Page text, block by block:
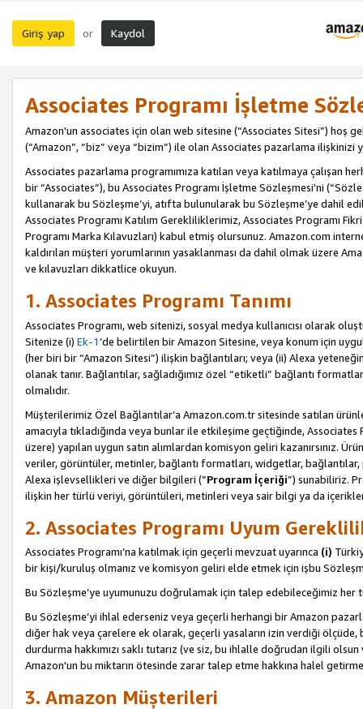
Giriş yap or Kaydol
Associates Programı İşletme
Amazon'un associates için olan web sitesine (“Associates Sitesi”) hoş
(“Amazon”, “biz” veya “bizim”) ile olan Associates pazarlama ilişkinizi
Associates pazarlama programımıza katılan veya katılmaya çalışan
bir “Associates”), bu Associates Programı İşletme Sözleşmesi'ni
kullanarak bu Sözleşme’yi, atıfta bulunularak bu Sözleşme’ye dahil
Associates Programı Katılım Gerekliliklerimiz, Associates Programı
Programı Marka Kılavuzları) kabul etmiş olursunuz. Amazon.com
kaldırılan müşteri yorumlarının yasaklanması da dahil olmak üzere
ve kılavuzları dikkatlice okuyun.
1. Associates Programı Tanımı
Associates Programı, web sitenizi, sosyal medya kullanıcısı olarak
Sitenize (i) Ek-1’de belirtilen bir Amazon Sitesine, veya konum için
(her biri bir “Amazon Sitesi”) ilişkin bağlantıları; veya (ii) Alexa
olanak tanır. Bağlantılar, sağladığımız özel “etiketli” bağlantı
olmalıdır.
Müşterilerimiz Özel Bağlantılar’a Amazon.com.tr sitesinde satılan
amacıyla tıkladığında veya bunlar ile etkileşime geçtiğinde,
üzere) yapılan uygun satın alımlardan komisyon geliri kazanırsınız.
veriler, görüntüler, metinler, bağlantı formatları, widgetlar,
Alexa işlevsellikleri ve diğer bilgileri (”Program İçeriği”) sunabiliriz.
ilişkin her türlü veriyi, görüntüleri, metinleri veya sair bilgi ya da içerikleri
2. Associates Programı Uyum
Associates Programı’na katılmak için geçerli mevzuat uyarınca (i)
bir kişi/kuruluş olmanız ve komisyon geliri elde etmek için işbu
Bu Sözleşme’ye uyumunuzu doğrulamak için talep edebileceğimiz
Bu Sözleşme’yi ihlal ederseniz veya geçerli herhangi bir Amazon
diğer hak veya çarelere ek olarak, geçerli yasaların izin verdiği
durdurma hakkımızı saklı tutarız (ve siz, bu ihlalle doğrudan ilgili
Amazon'un bu miktarın ötesinde zarar talep etme hakkına halel
3. Amazon Müşterileri